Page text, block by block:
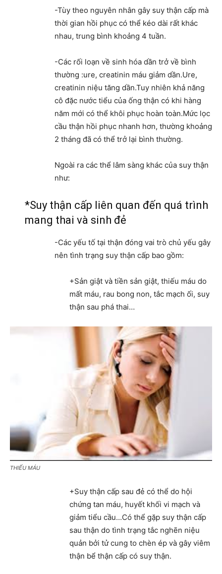
-Tùy theo nguyên nhân gây suy thận cấp mà
thời gian hồi phục có thể kéo dài rất khác
nhau, trung bình khoảng 4 tuần.
-Các rối loạn về sinh hóa dần trở về bình
thường :ure, creatinin máu giảm dần.Ure,
creatinin niệu tăng dần.Tuy nhiên khả năng
cô đặc nước tiểu của ống thận có khi hàng
năm mới có thể khôi phục hoàn toàn.Mức lọc
cầu thận hồi phục nhanh hơn, thường khoảng
2 tháng đã có thể trở lại bình thường.
Ngoài ra các thể lâm sàng khác của suy thận
như:
*Suy thận cấp liên quan đến quá trình
mang thai và sinh đẻ
-Các yếu tố tại thận đóng vai trò chủ yếu gây
nên tình trạng suy thận cấp bao gồm:
+Sản giật và tiền sản giật, thiếu máu do
mất máu, rau bong non, tắc mạch ối, suy
thận sau phá thai…
THIẾU MÁU
+Suy thận cấp sau đẻ có thể do hội
chứng tan máu, huyết khối vi mạch và
giảm tiểu cầu…Có thể gặp suy thận cấp
sau thận do tình trạng tắc nghẽn niệu
quản bởi tử cung to chèn ép và gây viêm
thận bể thận cấp có suy thận.